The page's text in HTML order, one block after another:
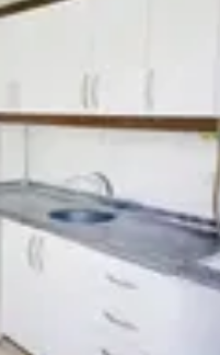
VE GAYRIMENKUL
YILDIRIM